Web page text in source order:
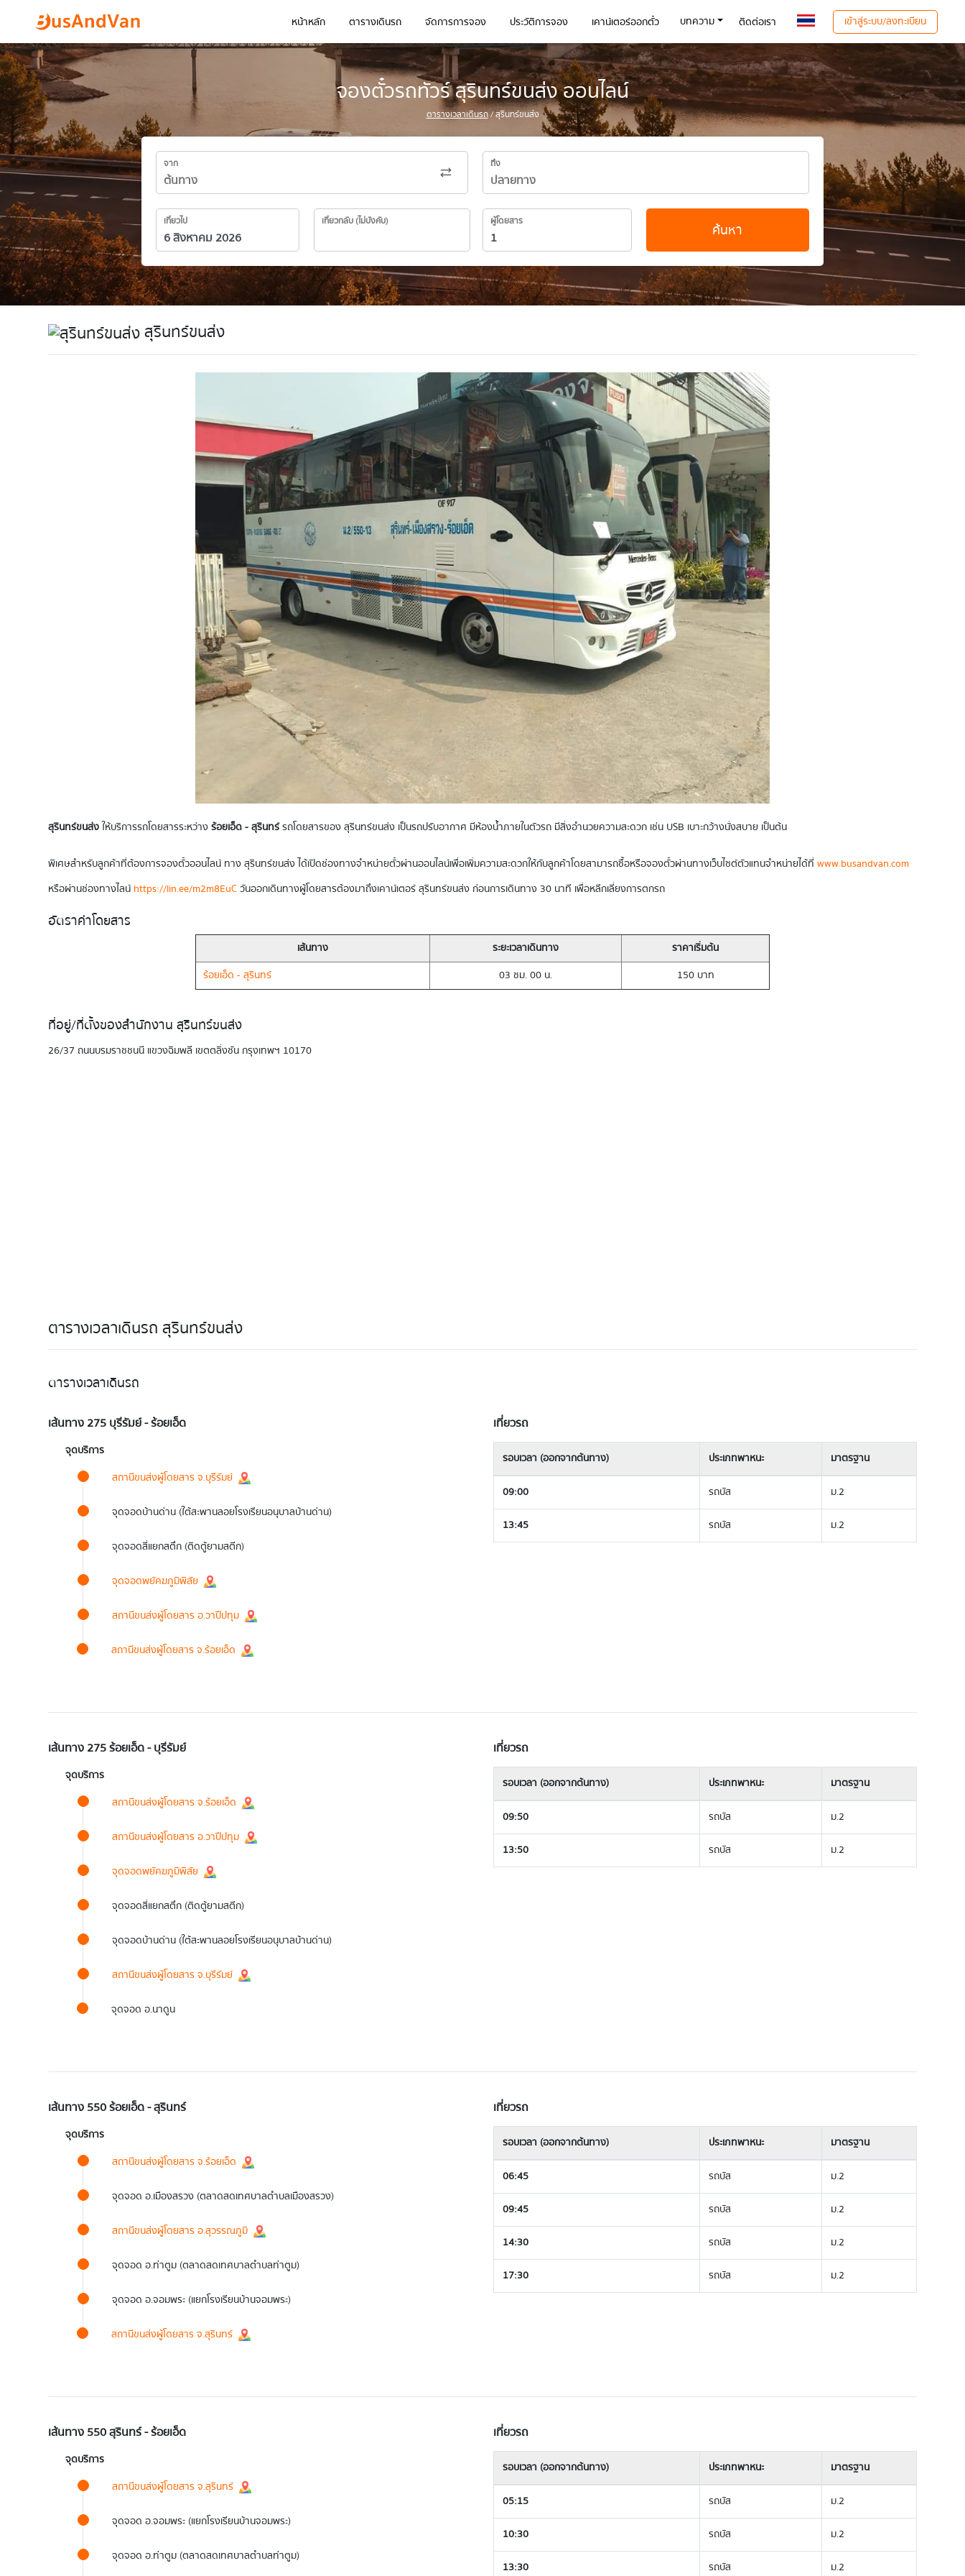
หน้าหลัก ตารางเดินรถ จัดการการจอง ประวัติการจอง เคาน์เตอร์ออกตั๋ว บทความ ติดต่อเรา เข้าสู่ระบบ/ลงทะเบียน
จองตั๋วรถทัวร์ สุรินทร์ขนส่ง ออนไลน์
ตารางเวลาเดินรถ/ สุรินทร์ขนส่ง
จาก ถึง
เที่ยวไป เที่ยวกลับ (ไม่บังคับ) ผู้โดยสาร ค้นหา
สุรินทร์ขนส่ง
สุรินทร์ขนส่งให้บริการรถโดยสารระหว่างร้อยเอ็ด - สุรินทร์รถโดยสารของ สุรินทร์ขนส่ง เป็นรถปรับอากาศ มีห้องน้ำภายในตัวรถ มีสิ่งอำนวยความสะดวก เช่น USB เบาะกว้างนั่งสบาย เป็นต้น
พิเศษสำหรับลูกค้าที่ต้องการจองตั๋วออนไลน์ ทาง สุรินทร์ขนส่ง ได้เปิดช่องทางจำหน่ายตั๋วผ่านออนไลน์เพื่อเพิ่มความสะดวกให้กับลูกค้าโดยสามารถซื้อหรือจองตั๋วผ่านทางเว็บไซต์ตัวแทนจำหน่ายได้ที่ www.busandvan.com
หรือผ่านช่องทางไลน์ https://lin.ee/m2m8EuCวันออกเดินทางผู้โดยสารต้องมาถึงเคาน์เตอร์ สุรินทร์ขนส่ง ก่อนการเดินทาง 30 นาที เพื่อหลีกเลี่ยงการตกรถ
อัตราค่าโดยสาร
เส้นทาง ระยะเวลาเดินทาง
ราคาเริ่มต้น
ร้อยเอ็ด - สุรินทร์
03 ชม. 00 น. 150 บาท
ที่อยู่/ที่ตั้งของสำนักงาน สุรินทร์ขนส่ง
26/37 ถนนบรมราชชนนี แขวงฉิมพลี เขตตลิ่งชัน กรุงเทพฯ 10170
ตารางเวลาเดินรถ สุรินทร์ขนส่ง
ตารางเวลาเดินรถ
เส้นทาง 275 บุรีรัมย์ - ร้อยเอ็ด
จุดบริการ
สถานีขนส่งผู้โดยสาร จ.บุรีรัมย์
จุดจอดบ้านด่าน (ใต้สะพานลอยโรงเรียนอนุบาลบ้านด่าน)
จุดจอดสี่แยกสตึก (ติดตู้ยามสตีก)
จุดจอดพยัคฆภูมิพิสัย
สถานีขนส่งผู้โดยสาร อ.วาปีปทุม
สถานีขนส่งผู้โดยสาร จ.ร้อยเอ็ด
เที่ยวรถ
รอบเวลา (ออกจากต้นทาง) ประเภทพาหนะ มาตรฐาน
09:00 รถบัส ม.2
13:45 รถบัส ม.2
เส้นทาง 275 ร้อยเอ็ด - บุรีรัมย์
จุดบริการ
สถานีขนส่งผู้โดยสาร จ.ร้อยเอ็ด
สถานีขนส่งผู้โดยสาร อ.วาปีปทุม
จุดจอดพยัคฆภูมิพิสัย
จุดจอดสี่แยกสตึก (ติดตู้ยามสตีก)
จุดจอดบ้านด่าน (ใต้สะพานลอยโรงเรียนอนุบาลบ้านด่าน)
สถานีขนส่งผู้โดยสาร จ.บุรีรัมย์
จุดจอด อ.นาดูน
เที่ยวรถ
รอบเวลา (ออกจากต้นทาง) ประเภทพาหนะ มาตรฐาน
09:50 รถบัส ม.2
13:50 รถบัส ม.2
เส้นทาง 550 ร้อยเอ็ด - สุรินทร์
จุดบริการ
สถานีขนส่งผู้โดยสาร จ.ร้อยเอ็ด
จุดจอด อ.เมืองสรวง (ตลาดสดเทศบาลตำบลเมืองสรวง)
สถานีขนส่งผู้โดยสาร อ.สุวรรณภูมิ
จุดจอด อ.ท่าตูม (ตลาดสดเทศบาลตำบลท่าตูม)
จุดจอด อ.จอมพระ (แยกโรงเรียนบ้านจอมพระ)
สถานีขนส่งผู้โดยสาร จ.สุรินทร์
เที่ยวรถ
รอบเวลา (ออกจากต้นทาง) ประเภทพาหนะ มาตรฐาน
06:45 รถบัส ม.2
09:45 รถบัส ม.2
14:30 รถบัส ม.2
17:30 รถบัส ม.2
เส้นทาง 550 สุรินทร์ - ร้อยเอ็ด
จุดบริการ
สถานีขนส่งผู้โดยสาร จ.สุรินทร์
จุดจอด อ.จอมพระ (แยกโรงเรียนบ้านจอมพระ)
จุดจอด อ.ท่าตูม (ตลาดสดเทศบาลตำบลท่าตูม)
เที่ยวรถ
รอบเวลา (ออกจากต้นทาง) ประเภทพาหนะ มาตรฐาน
05:15 รถบัส ม.2
10:30 รถบัส ม.2
13:30 รถบัส ม.2